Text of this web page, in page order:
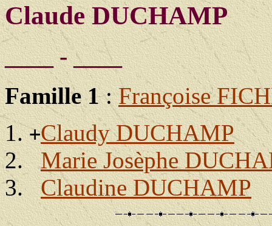
Claude DUCHAMP
____ - ____
Famille 1:Françoise
+Claudy DUCHAMP
Marie Josèphe
Claudine DUCHAMP